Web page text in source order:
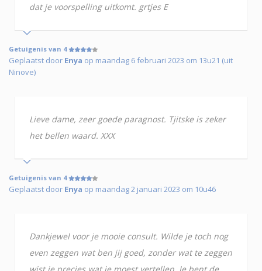
dat je voorspelling uitkomt. grtjes E
Getuigenis van 4
Geplaatst door Enya op maandag 6 februari 2023 om 13u21 (uit
Ninove)
Lieve dame, zeer goede paragnost. Tjitske is zeker
het bellen waard. XXX
Getuigenis van 4
Geplaatst door Enya op maandag 2 januari 2023 om 10u46
Dankjewel voor je mooie consult. Wilde je toch nog
even zeggen wat ben jij goed, zonder wat te zeggen
wist je precies wat je moest vertellen. Je bent de